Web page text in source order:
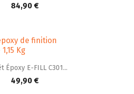
84,90 €
Époxy E-FILL C301...
49,90 €